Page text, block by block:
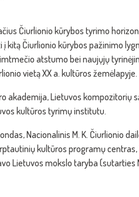
Čiurlionio kūrybos tyrimo
kitą Čiurlionio kūrybos pažinimo
atstumo bei naujųjų
vietą XX a. kultūros žemėlapyje.
akademija, Lietuvos kompozitorių
kultūros tyrimų institutu.
Nacionalinis M. K. Čiurlionio
kultūros programų
Lietuvos mokslo taryba (sutarties